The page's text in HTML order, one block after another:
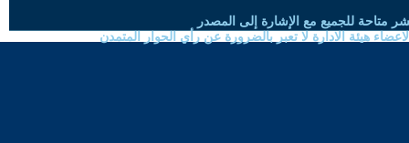
متاحة للجميع مع الإشارة إلى المصدر
هيئة الادارة لا تعبر بالضرورة عن رأي الحوار المتمدن